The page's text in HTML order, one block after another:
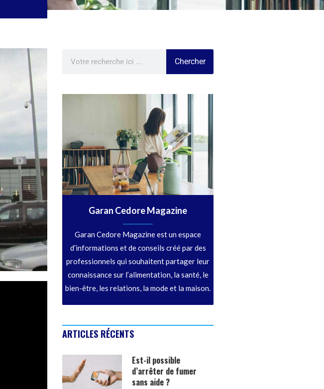
Chercher
Garan Cedore Magazine
Garan Cedore Magazine est un espace
d’informations et de conseils créé par des
professionnels qui souhaitent partager leur
connaissance sur l’alimentation, la santé, le
bien-être, les relations, la mode et la maison.
ARTICLES RÉCENTS
Est-il possible
d’arrêter de fumer
sans aide ?